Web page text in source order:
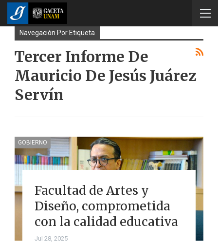
Navegación Por Etiqueta
Tercer Informe De
Mauricio De Jesús Juárez
Servín
GOBIERNO
Facultad de Artes y
Diseño, comprometida
con la calidad educativa
Jul 28, 2025